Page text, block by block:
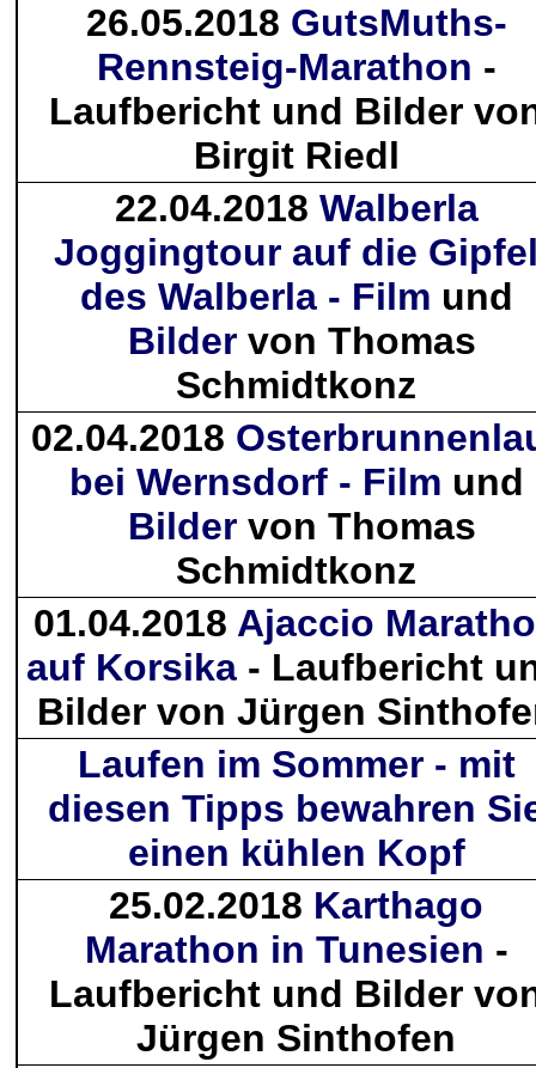
26.05.2018 GutsMuths-
Rennsteig-Marathon -
Laufbericht und Bilder
Birgit Riedl
22.04.2018 Walberla
Joggingtour auf die
des Walberla - Film und
Bildervon Thomas
Schmidtkonz
02.04.2018
bei Wernsdorf - Film und
Bildervon Thomas
Schmidtkonz
01.04.2018 Ajaccio
auf Korsika - Laufbericht
Bilder von Jürgen
Laufen im Sommer - mit
diesen Tipps bewahren
einen kühlen Kopf
25.02.2018 Karthago
Marathon in Tunesien -
Laufbericht und Bilder
Jürgen Sinthofen